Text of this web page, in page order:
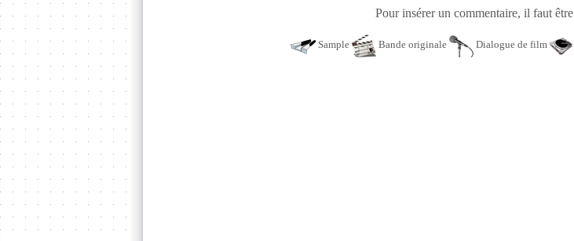
Pour insérer un commentaire, il faut être
Sample Bande originale Dialogue de film